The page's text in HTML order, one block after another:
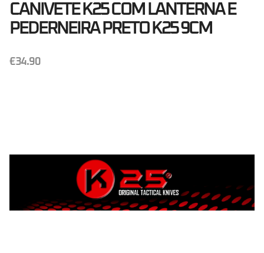
CANIVETE K25 COM LANTERNA E
PEDERNEIRA PRETO K25 9CM
€34.90